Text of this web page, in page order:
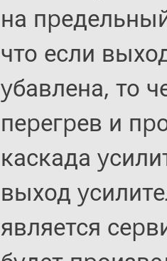
на
что если
yбавлена, то
пеpегpев и
каскада
выход
является